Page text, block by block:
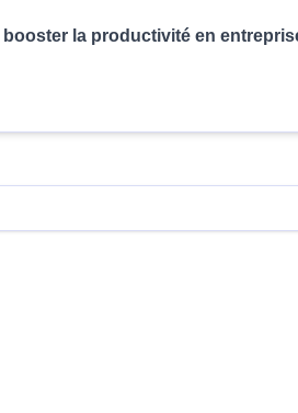
booster la productivité en